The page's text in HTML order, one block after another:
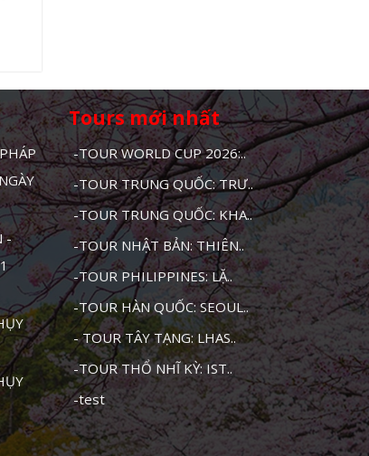
-
Tours mới nhất
-TOUR WORLD CUP 2026:..
-TOUR TRUNG QUỐC: TRƯ..
-TOUR TRUNG QUỐC: KHA..
-TOUR NHẬT BẢN: THIÊN..
-TOUR PHILIPPINES: LẶ..
-TOUR HÀN QUỐC: SEOUL..
- TOUR TÂY TẠNG: LHAS..
-TOUR THỔ NHĨ KỲ: IST..
-test